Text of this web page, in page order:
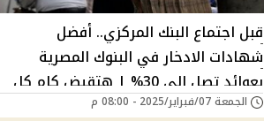
قبل اجتماع البنك المركزي.. أفضل
شهادات الادخار في البنوك المصرية
بعوائد تصل إلى 30% | هتقبض كام كل
شهر؟
الجمعة 07/فبراير/2025 - 08:00 م